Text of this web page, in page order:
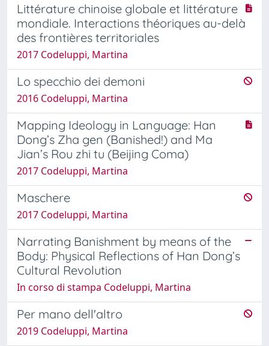
Littérature chinoise globale et littérature
mondiale. Interactions théoriques au-delà
des frontières territoriales
2017 Codeluppi, Martina
Lo specchio dei demoni
2016 Codeluppi, Martina
Mapping Ideology in Language: Han
Dong’s Zha gen (Banished!) and Ma
Jian’s Rou zhi tu (Beijing Coma)
2017 Codeluppi, Martina
Maschere
2017 Codeluppi, Martina
Narrating Banishment by means of the
Body: Physical Reflections of Han Dong’s
Cultural Revolution
In corso di stampa Codeluppi, Martina
Per mano dell'altro
2019 Codeluppi, Martina